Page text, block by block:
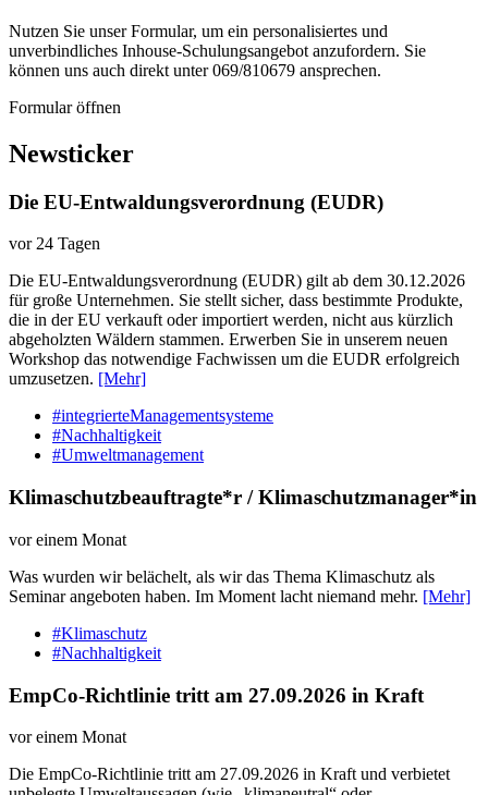
Nutzen Sie unser Formular, um ein personalisiertes und
unverbindliches Inhouse-Schulungs­angebot anzufordern. Sie
können uns auch direkt unter 069/810679 ansprechen.
Formular öffnen
Newsticker
Die EU-Entwaldungsverordnung (EUDR)
vor 24 Tagen
Die EU-Entwaldungsverordnung (EUDR) gilt ab dem 30.12.2026
für große Unternehmen. Sie stellt sicher, dass bestimmte Produkte,
die in der EU verkauft oder importiert werden, nicht aus kürzlich
abgeholzten Wäldern stammen. Erwerben Sie in unserem neuen
Workshop das notwendige Fachwissen um die EUDR erfolgreich
umzusetzen. [Mehr]
#integrierteManagementsysteme
#Nachhaltigkeit
#Umweltmanagement
Klimaschutzbeauftragte*r / Klimaschutzmanager*in
vor einem Monat
Was wurden wir belächelt, als wir das Thema Klimaschutz als
Seminar angeboten haben. Im Moment lacht niemand mehr. [Mehr]
#Klimaschutz
#Nachhaltigkeit
EmpCo-Richtlinie tritt am 27.09.2026 in Kraft
vor einem Monat
Die EmpCo-Richtlinie tritt am 27.09.2026 in Kraft und verbietet